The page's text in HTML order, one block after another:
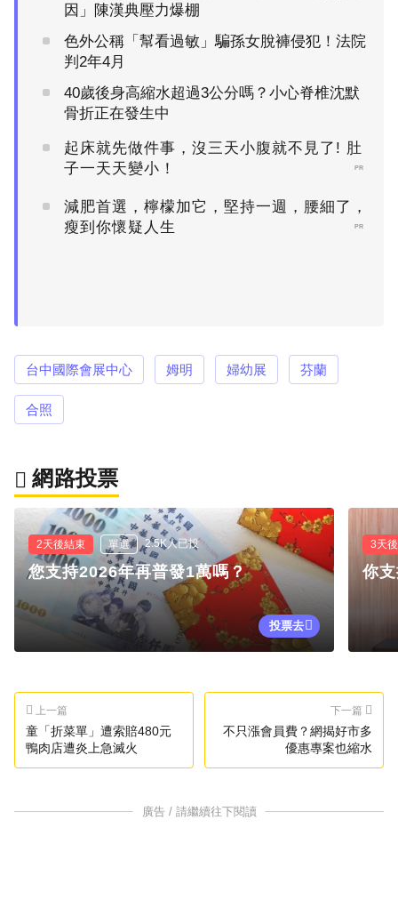
因」陳漢典壓力爆棚
色外公稱「幫看過敏」騙孫女脫褲侵犯！法院
判2年4月
40歲後身高縮水超過3公分嗎？小心脊椎沈默
骨折正在發生中
起床就先做件事，沒三天小腹就不見了! 肚
子一天天變小！
PR
減肥首選，檸檬加它，堅持一週，腰細了，
瘦到你懷疑人生
PR
台中國際會展中心 姆明 婦幼展 芬蘭
合照
網路投票
2天後結束 單選 2.5K人已投
您支持2026年再普發1萬嗎？
投票去
3天
你
上一篇
童「折菜單」遭索賠480元
鴨肉店遭炎上急滅火
下一篇
不只漲會員費？網揭好市多
優惠專案也縮水
廣告 / 請繼續往下閱讀